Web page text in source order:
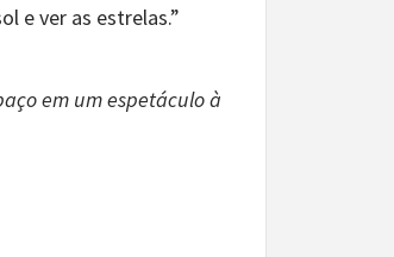
e ver as estrelas.”
em um espetáculo à